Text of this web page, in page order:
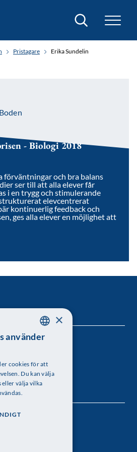
Sök
Pristagare Erika Sundelin
- Biologi 2018
förväntningar och bra balans
ser till att alla elever får
i en trygg och stimulerande
elevcentrerat
kontinuerlig feedback och
ges alla elever en möjlighet att
4A
SWEDISH
×
använder
cookies för att
Du kan välja
eller välja vilka